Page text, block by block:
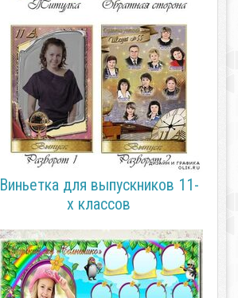
Виньетка для выпускников 11-
х классов